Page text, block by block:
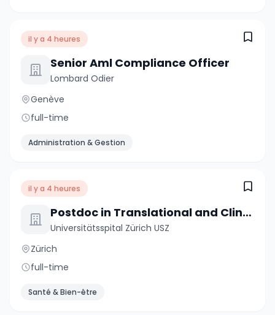
il y a 4 heures
Senior Aml Compliance Officer
Lombard Odier
Genève
full-time
Administration & Gestion
il y a 4 heures
Postdoc in Translational and Clinical Sarcoidosis Research 80-100%
Universitätsspital Zürich USZ
Zürich
full-time
Santé & Bien-être